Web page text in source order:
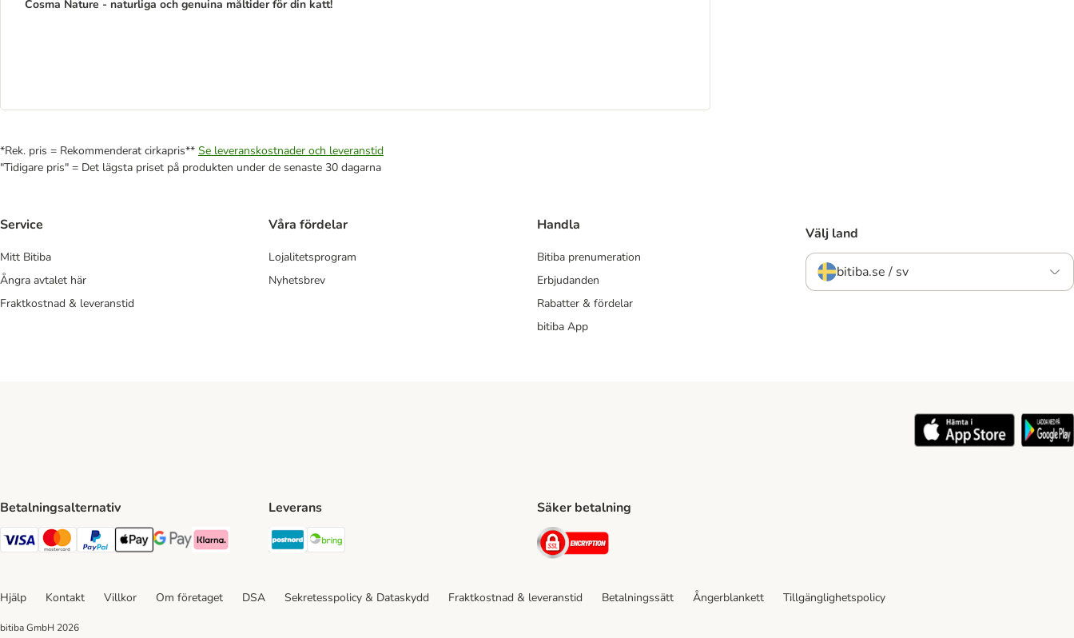
Cosma Nature - naturliga och genuina måltider för din katt!
*Rek. pris = Rekommenderat cirkapris** Se leveranskostnader och leveranstid
"Tidigare pris" = Det lägsta priset på produkten under de senaste 30 dagarna
Service
Mitt Bitiba
Ångra avtalet här
Fraktkostnad & leveranstid
Våra fördelar
Lojalitetsprogram
Nyhetsbrev
Handla
Bitiba prenumeration
Erbjudanden
Rabatter & fördelar
bitiba App
Välj land
bitiba.se / sv
Betalningsalternativ
VISA Payment Method
Mastercard Payment Method
Paypal Payment Method
Apple Pay Payment Method
Google Pay Payment Method
Klarna Payment Method
Leverans
Postnord Shipping Method
Säker betalning
Security
Hjälp Kontakt Villkor Om företaget DSA Sekretesspolicy & Dataskydd Fraktkostnad & leveranstid Betalningssätt Ångerblankett Tillgänglighetspolicy
bitiba GmbH 2026